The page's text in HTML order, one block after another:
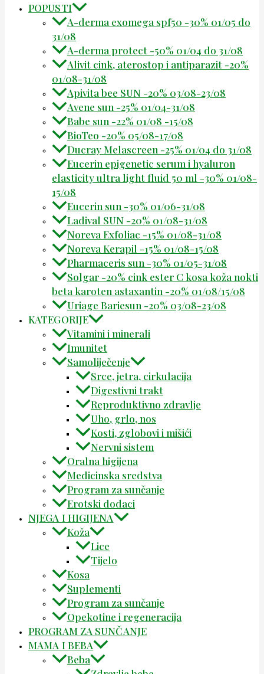
POPUSTI
A-derma exomega spf50 -30% 01/05 do
31/08
A-derma protect -50% 01/04 do 31/08
Alivit cink, aterostop i antiparazit -20%
01/08-31/08
Apivita bee SUN -20% 03/08-23/08
Avene sun -25% 01/04-31/08
Babe sun -22% 01/08 -15/08
BioTeo -20% 05/08-17/08
Ducray Melascreen -25% 01/04 do 31/08
Eucerin epigenetic serum i hyaluron
elasticity ultra light fluid 50 ml -30% 01/08-
15/08
Eucerin sun -30% 01/06-31/08
Ladival SUN -20% 01/08-31/08
Noreva Exfoliac -15% 01/08-31/08
Noreva Kerapil -15% 01/08-15/08
Pharmaceris sun -30% 01/05-31/08
Solgar -20% cink ester C kosa koža nokti
beta karoten astaxantin -20% 01/08/15/08
Uriage Bariesun -20% 03/08-23/08
KATEGORIJE
Vitamini i minerali
Imunitet
Samoliječenje
Srce, jetra, cirkulacija
Digestivni trakt
Reproduktivno zdravlje
Uho, grlo, nos
Kosti, zglobovi i mišići
Nervni sistem
Oralna higijena
Medicinska sredstva
Program za sunčanje
Erotski dodaci
NJEGA I HIGIJENA
Koža
Lice
Tijelo
Kosa
Suplementi
Program za sunčanje
Opekotine i regeneracija
PROGRAM ZA SUNČANJE
MAMA I BEBA
Beba